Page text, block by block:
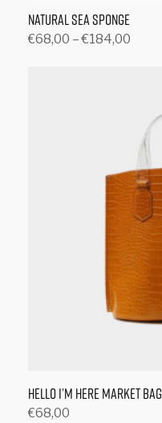
Natural Sea Sponge
€68,00 –€184,00
Hello I’m Here Market Bag
€68,00